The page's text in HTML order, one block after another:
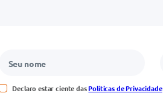
Declaro estar ciente dasPolíticas de Privacidade